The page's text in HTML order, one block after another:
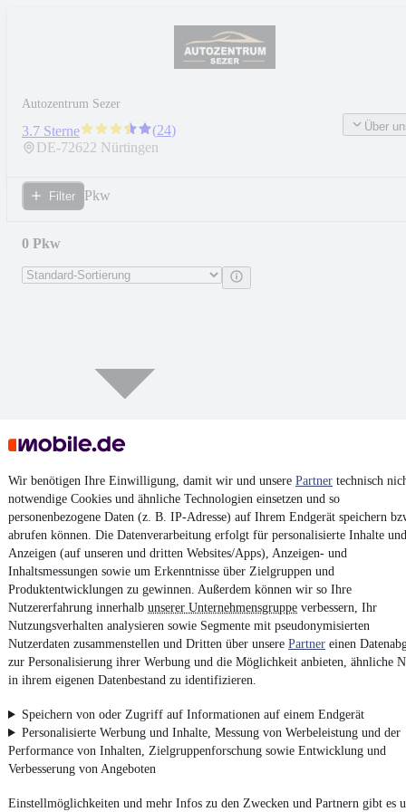
Wir benötigen Ihre Einwilligung, damit wir und unsere Partner technisch
notwendige Cookies und ähnliche Technologien einsetzen und so
personenbezogene Daten (z. B. IP-Adresse) auf Ihrem Endgerät speichern
abrufen können. Die Datenverarbeitung erfolgt für personalisierte Inhalte und
Anzeigen (auf unseren und dritten Websites/Apps), Anzeigen- und
Inhaltsmessungen sowie um Erkenntnisse über Zielgruppen und
Produktentwicklungen zu gewinnen. Außerdem können wir so Ihre
Nutzererfahrung innerhalb unserer Unternehmensgruppe verbessern, Ihr
Nutzungsverhalten analysieren sowie Segmente mit pseudonymisierten
Nutzerdaten zusammenstellen und Dritten über unsere Partner einen
zur Personalisierung ihrer Werbung und die Möglichkeit anbieten, ähnliche
in ihrem eigenen Datenbestand zu identifizieren.
Speichern von oder Zugriff auf Informationen auf einem Endgerät
Personalisierte Werbung und Inhalte, Messung von Werbeleistung und der
Performance von Inhalten, Zielgruppenforschung sowie Entwicklung und
Verbesserung von Angeboten
Einstellmöglichkeiten und mehr Infos zu den Zwecken und Partnern gibt es
Autozentrum Sezer
3.7 Sterne (24)
DE-72622 Nürtingen
Über
Filter Pkw
0 Pkw
Keine Inserate gefunden
¹MwSt. ausweisbar
Nutze mobile.de schnell und einfach
App installieren